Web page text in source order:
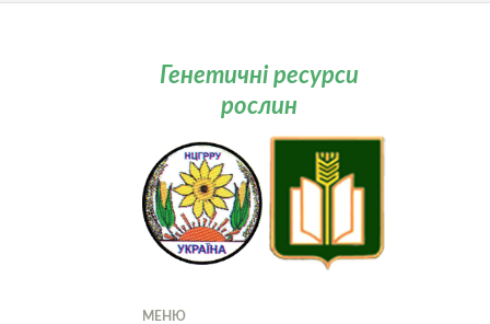
Генетичні ресурси
рослин
МЕНЮ